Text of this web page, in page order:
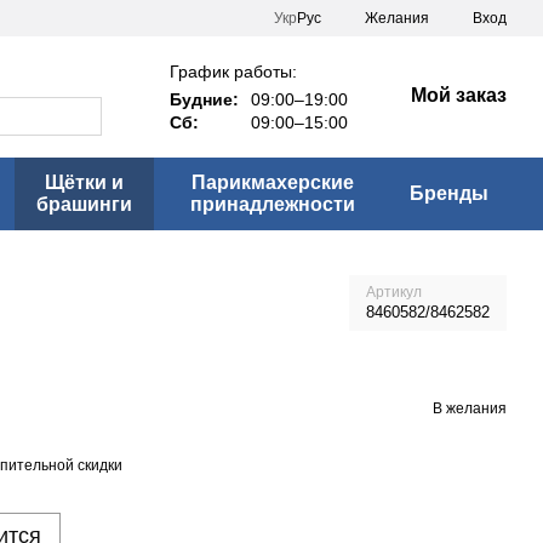
Укр Рус Желания Вход
График работы:
Будние:
09:00–19:00
Сб:
09:00–15:00
Мой заказ
Щётки и
брашинги
Парикмахерские
принадлежности
Бренды
Артикул
8460582/8462582
В желания
скидки